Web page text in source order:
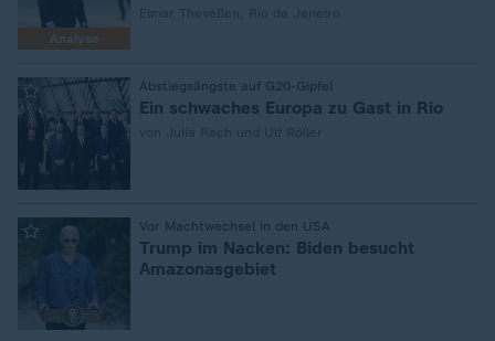
Analyse
Abstiegsängste auf G20-Gipfel
Ein schwaches Europa zu Gast in Rio
Vor Machtwechsel in den USA
Trump im Nacken: Biden besucht
Amazonasgebiet